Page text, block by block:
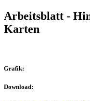
Arbeitsblatt -
Karten
Grafik:
Download: